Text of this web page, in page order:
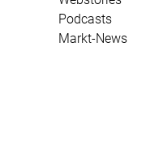
Podcasts
Markt-News